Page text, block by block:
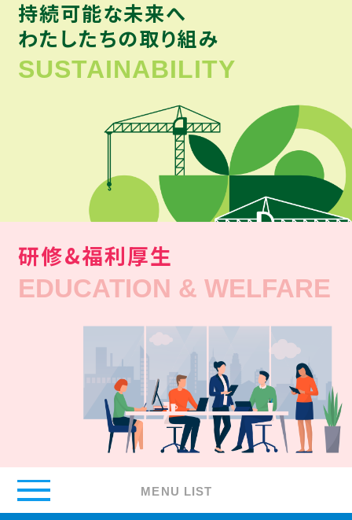
持続可能な未来へ
わたしたちの取り組み
SUSTAINABILITY
研修&福利厚生
EDUCATION & WELFARE
MENU LIST